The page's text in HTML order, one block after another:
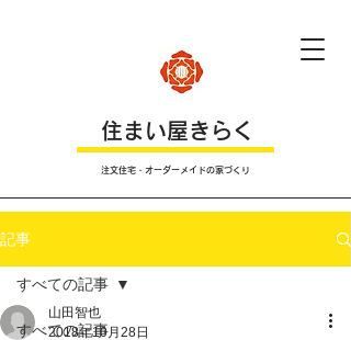
​住まい屋きらく
注文住宅・オーダーメイドの家づくり
記事
すべての記事
すべての記事
山田智也
2018年10月28日